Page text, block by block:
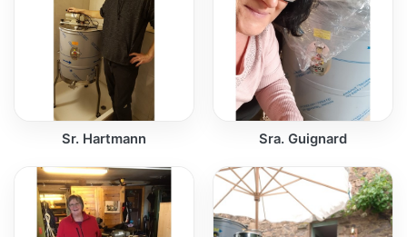
Sr. Hartmann Sra. Guignard